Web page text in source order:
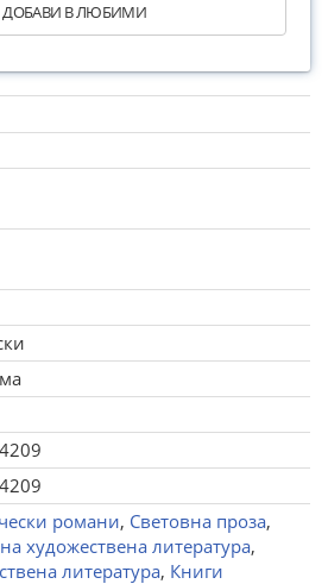
ДОБАВИ В ЛЮБИМИ
романи, Световна проза,
художествена литература,
литература, Книги